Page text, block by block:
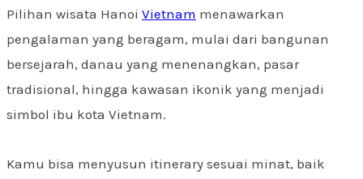
Pilihan wisata Hanoi Vietnam menawarkan
pengalaman yang beragam, mulai dari bangunan
bersejarah, danau yang menenangkan, pasar
tradisional, hingga kawasan ikonik yang menjadi
simbol ibu kota Vietnam.
Kamu bisa menyusun itinerary sesuai minat, baik